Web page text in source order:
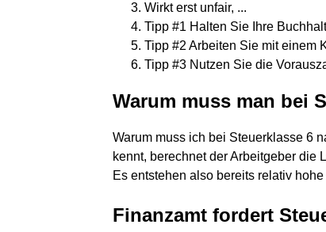
Wirkt erst unfair, ...
Tipp #1 Halten Sie Ihre
Tipp #2 Arbeiten Sie mit einem
Tipp #3 Nutzen Sie die
Warum muss man bei
Warum muss ich bei Steuerklasse 6
kennt, berechnet der Arbeitgeber die
Es entstehen also bereits relativ
Finanzamt fordert